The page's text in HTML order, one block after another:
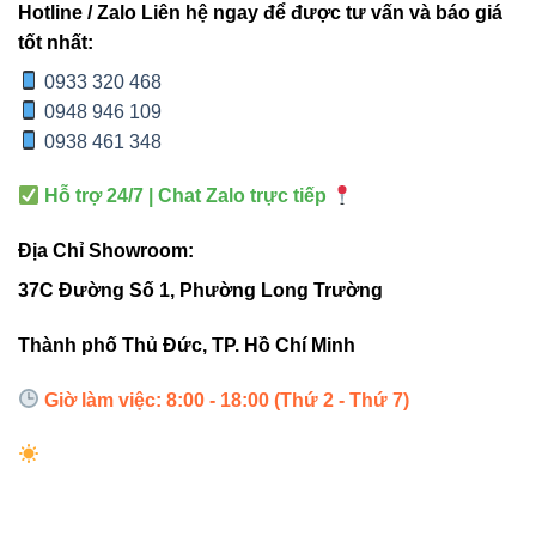
Đèn led panel Vinaled
Liên hệ đặt hàng
Đèn led Vinaled
348
City, Ho Chi Minh City
Đối tác uy tín
Thiết bị điện VIKI
Hotline / Zalo Liên hệ ngay để được tư vấn và báo giá
tốt nhất:
0933 320 468
0948 946 109
0938 461 348
Hỗ trợ 24/7 | Chat Zalo trực tiếp
Địa Chỉ Showroom:
37C Đường Số 1, Phường Long Trường
Thành phố Thủ Đức, TP. Hồ Chí Minh
Giờ làm việc: 8:00 - 18:00 (Thứ 2 - Thứ 7)